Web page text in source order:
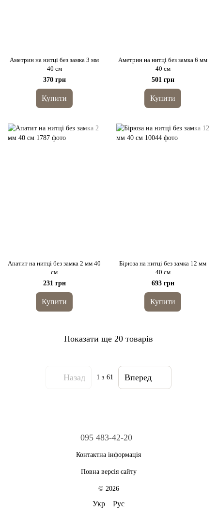
Аметрин на нитці без замка 3 мм
40 см
370 грн
Купити
Аметрин на нитці без замка 6 мм
40 см
501 грн
Купити
Апатит на нитці без замка 2 мм 40
см
231 грн
Купити
Бірюза на нитці без замка 12 мм
40 см
693 грн
Купити
Показати ще 20 товарів
Назад 1 з 61 Вперед
095 483-42-20
Контактна інформація
Повна версія сайту
© 2026
Укр Рус